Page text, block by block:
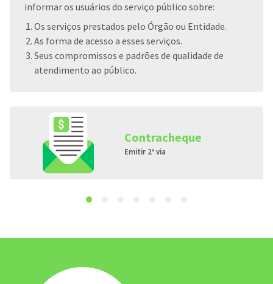
informar os usuários do serviço público sobre:
Os serviços prestados pelo Órgão ou Entidade.
As forma de acesso a esses serviços.
Seus compromissos e padrões de qualidade de
atendimento ao público.
Contracheque
Emitir 2ª via